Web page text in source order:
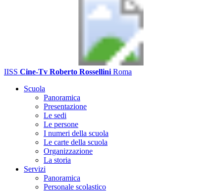
IISS Cine-Tv Roberto Rossellini Roma
Scuola
Panoramica
Presentazione
Le sedi
Le persone
I numeri della scuola
Le carte della scuola
Organizzazione
La storia
Servizi
Panoramica
Personale scolastico